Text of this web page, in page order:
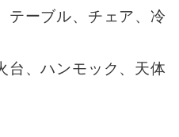
テーブル、チェア、冷
台、ハンモック、天体